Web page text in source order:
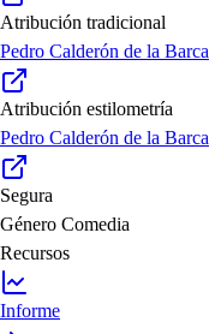
Atribución tradicional
Pedro Calderón de la Barca
Atribución estilometría
Pedro Calderón de la Barca
Segura
Género Comedia
Recursos
Informe